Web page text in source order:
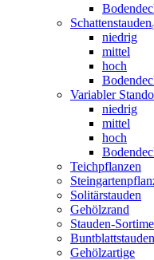
Schattenstauden
niedrig
mittel
hoch
Variabler
niedrig
mittel
hoch
Teichpflanzen
Solitärstauden
Gehölzrand
Stauden-
Buntblattstauden
Gehölzartige